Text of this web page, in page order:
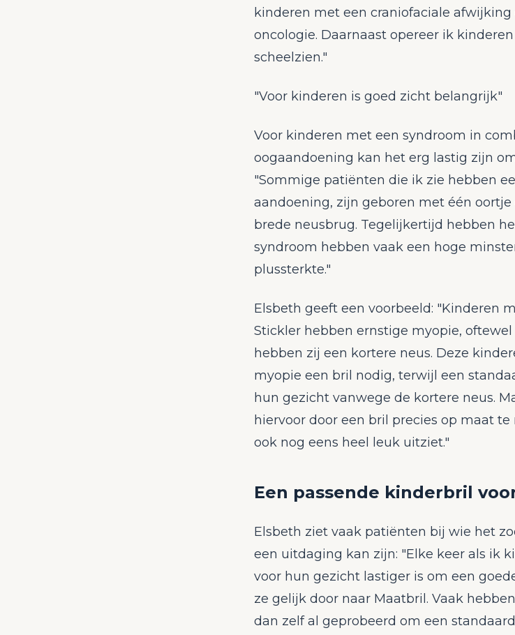
kinderen met een craniofaciale
oncologie. Daarnaast opereer ik
scheelzien."
"Voor kinderen is goed zicht belangrijk"
Voor kinderen met een syndroom in
oogaandoening kan het erg lastig zijn
"Sommige patiënten die ik zie hebben
aandoening, zijn geboren met één
brede neusbrug. Tegelijkertijd hebben
syndroom hebben vaak een hoge
plussterkte."
Elsbeth geeft een voorbeeld: "Kinderen
Stickler hebben ernstige myopie,
hebben zij een kortere neus. Deze
myopie een bril nodig, terwijl een
hun gezicht vanwege de kortere neus.
hiervoor door een bril precies op maat
ook nog eens heel leuk uitziet."
Een passende kinderbril
Elsbeth ziet vaak patiënten bij wie het
een uitdaging kan zijn: "Elke keer als ik
voor hun gezicht lastiger is om een
ze gelijk door naar Maatbril. Vaak
dan zelf al geprobeerd om een